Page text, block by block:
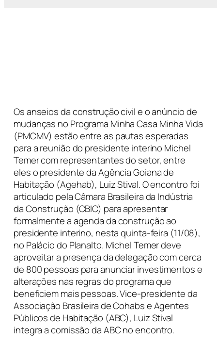
Os anseios da construção civil e o anúncio de
mudanças no Programa Minha Casa Minha Vida
(PMCMV) estão entre as pautas esperadas
para a reunião do presidente interino Michel
Temer com representantes do setor, entre
eles o presidente da Agência Goiana de
Habitação (Agehab), Luiz Stival. O encontro foi
articulado pela Câmara Brasileira da Indústria
da Construção (CBIC) para apresentar
formalmente a agenda da construção ao
presidente interino, nesta quinta-feira (11/08),
no Palácio do Planalto. Michel Temer deve
aproveitar a presença da delegação com cerca
de 800 pessoas para anunciar investimentos e
alterações nas regras do programa que
beneficiem mais pessoas. Vice-presidente da
Associação Brasileira de Cohabs e Agentes
Públicos de Habitação (ABC), Luiz Stival
integra a comissão da ABC no encontro.